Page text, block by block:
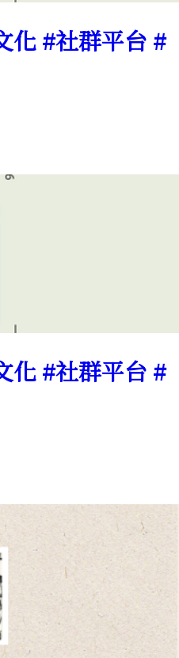
化 #社群平台 #
化 #社群平台 #